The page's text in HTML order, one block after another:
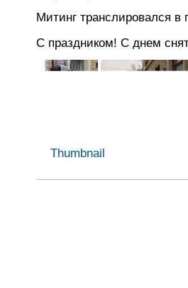
Митинг транслировался
С праздником! С днем
Thumbnail